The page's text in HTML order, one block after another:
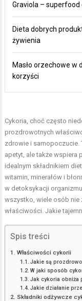
Graviola – superfood
Dieta dobrych
żywienia
Masło orzechowe w
korzyści
Cykoria, choć często
prozdrowotnych
zdrowie i samopoczucie.
apetyt, ale także wspiera
idealnym składnikiem
witamin, minerałów i
w detoksykacji
wszystko, wiele osób nie
właściwości. Jakie
Spis treści
Właściwości cykorii
Jakie są
W jaki sposób
Jak cykoria obniża
Jakie działanie
Składniki odżywcze